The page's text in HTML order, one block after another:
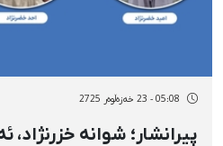
05:08 - 23 خەزەڵوەر 2725
پیرانشار؛ شوانە خزرنژاد،